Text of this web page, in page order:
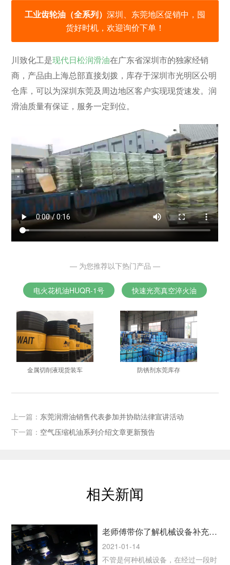
工业齿轮油（全系列） 深圳、东莞地区促销中，囤
货好时机，欢迎询价下单！
川致化工是现代日松润滑油在广东省深圳市的独家经销
商，产品由上海总部直接划拨，库存于深圳市光明区公明
仓库，可以为深圳东莞及周边地区客户实现现货速发。润
滑油质量有保证，服务一定到位。
— 为您推荐以下热门产品 —
电火花机油HUQR-1号 快速光亮真空淬火油
金属切削液现货装车 防锈剂东莞库存
上一篇： 东莞润滑油销售代表参加并协助法律宣讲活动
下一篇： 空气压缩机油系列介绍文章更新预告
相关新闻
老师傅带你了解机械设备补充和更换润滑油的注意事项
2021-01-14
不管是何种机械设备，在经过一段时